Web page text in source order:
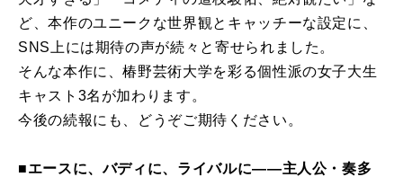
ど、本作のユニークな世界観とキャッチーな設定に、
SNS上には期待の声が続々と寄せられました。
そんな本作に、椿野芸術大学を彩る個性派の女子大生
キャスト3名が加わります。
今後の続報にも、どうぞご期待ください。
■エースに、バディに、ライバルに――主人公・奏多